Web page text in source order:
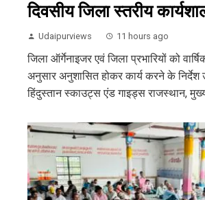
दिवसीय जिला स्तरीय
Udaipurviews 11 hours ago
जिला ऑर्गेनाइजर एवं जिला प्रभारियों को
अनुसार अनुशासित होकर कार्य करने के
हिंदुस्तान स्काउट्स एंड गाइड्स राजस्थान,